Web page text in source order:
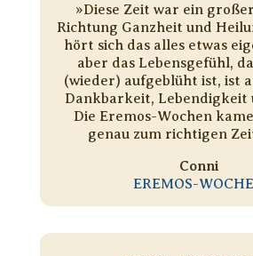
»Diese Zeit war ein
Richtung Ganzheit und
hört sich das alles etwas
aber das Lebensgefühl,
(wieder) aufgeblüht ist, ist
Dankbarkeit, Lebendigkeit
Die Eremos-Wochen
genau zum richtigen
Conni
EREMOS-